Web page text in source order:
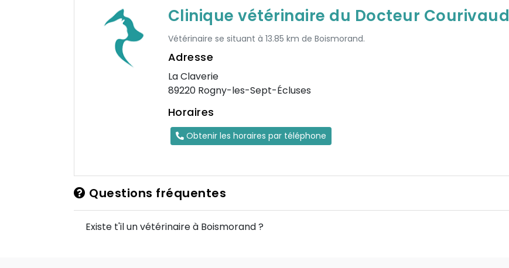
Clinique vétérinaire du Docteur Courivaud
Vétérinaire se situant à 13.85 km de Boismorand.
Adresse
La Claverie
89220 Rogny-les-Sept-Écluses
Horaires
Obtenir les horaires par téléphone
Questions fréquentes
Existe t'il un vétérinaire à Boismorand ?